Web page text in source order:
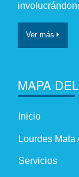
Ver más
MAPA
Inicio
Lourdes Mata
Servicios